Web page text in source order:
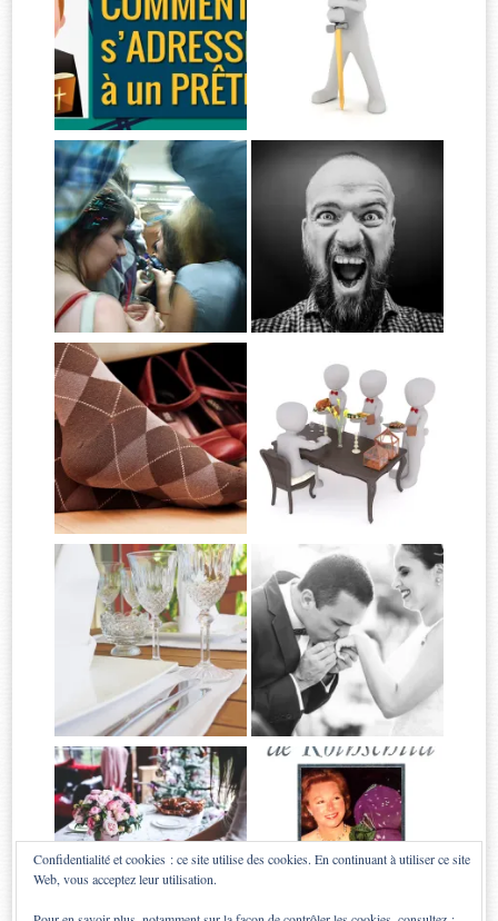
Confidentialité et cookies : ce site utilise des cookies. En continuant à utiliser ce site
Web, vous acceptez leur utilisation.